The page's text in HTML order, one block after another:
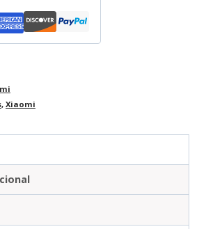
, Xiaomi